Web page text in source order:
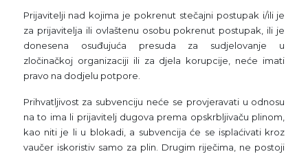
Prijavitelji nad kojima je pokrenut stečajni postupak i/ili je
za prijavitelja ili ovlaštenu osobu pokrenut postupak, ili je
donesena osuđujuća presuda za sudjelovanje u
zločinačkoj organizaciji ili za djela korupcije, neće imati
pravo na dodjelu potpore.
Prihvatljivost za subvenciju neće se provjeravati u odnosu
na to ima li prijavitelj dugova prema opskrbljivaču plinom,
kao niti je li u blokadi, a subvencija će se isplaćivati kroz
vaučer iskoristiv samo za plin. Drugim riječima, ne postoji